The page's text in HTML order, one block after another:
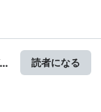
読者になる